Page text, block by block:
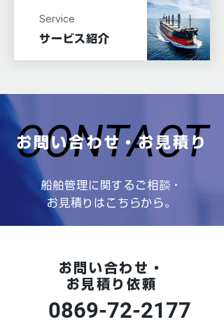
Service
サービス紹介
CONTACT
CONTACT
お問い合わせ・お見積り
船舶管理に関するご相談・
お見積りはこちらから。
お問い合わせ・
お見積り依頼
0869-72-2177